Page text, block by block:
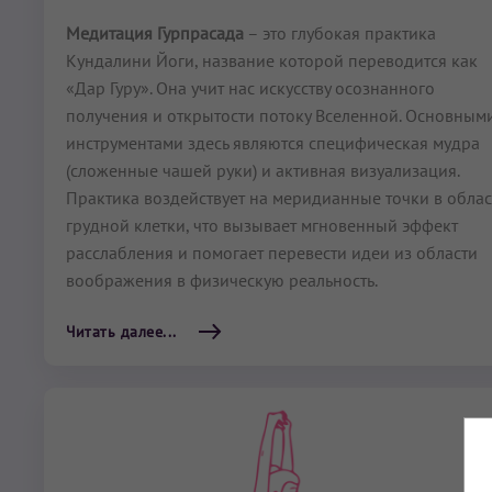
Медитация Гурпрасада – это глубокая практика
Кундалини Йоги, название которой переводится как
«Дар Гуру». Она учит нас искусству осознанного
получения и открытости потоку Вселенной.
инструментами здесь являются специфическая мудра
(сложенные чашей руки) и активная визуализация.
Практика воздействует на меридианные точки в
грудной клетки, что вызывает мгновенный эффект
расслабления и помогает перевести идеи из области
воображения в физическую реальность.
Читать далее...